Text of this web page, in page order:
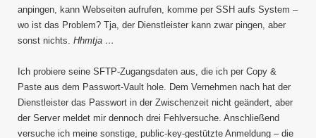
anpingen, kann Webseiten aufrufen, komme per SSH aufs System –
wo ist das Problem? Tja, der Dienstleister kann zwar pingen, aber
sonst nichts. Hhmtja …
Ich probiere seine SFTP-Zugangsdaten aus, die ich per Copy &
Paste aus dem Passwort-Vault hole. Dem Vernehmen nach hat der
Dienstleister das Passwort in der Zwischenzeit nicht geändert, aber
der Server meldet mir dennoch drei Fehlversuche. Anschließend
versuche ich meine sonstige, public-key-gestützte Anmeldung – die